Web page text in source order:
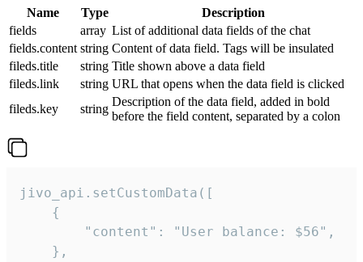
Name Type
Description
fields
array List of additional data fields of the chat
fields.content string Content of data field. Tags will be insulated
fileds.title
string Title shown above a data field
fileds.link
string URL that opens when the data field is clicked
fileds.key
string
Description of the data field, added in bold
before the field content, separated by a colon
jivo_api.setCustomData([
    {
        "content": "User balance: $56",
    },